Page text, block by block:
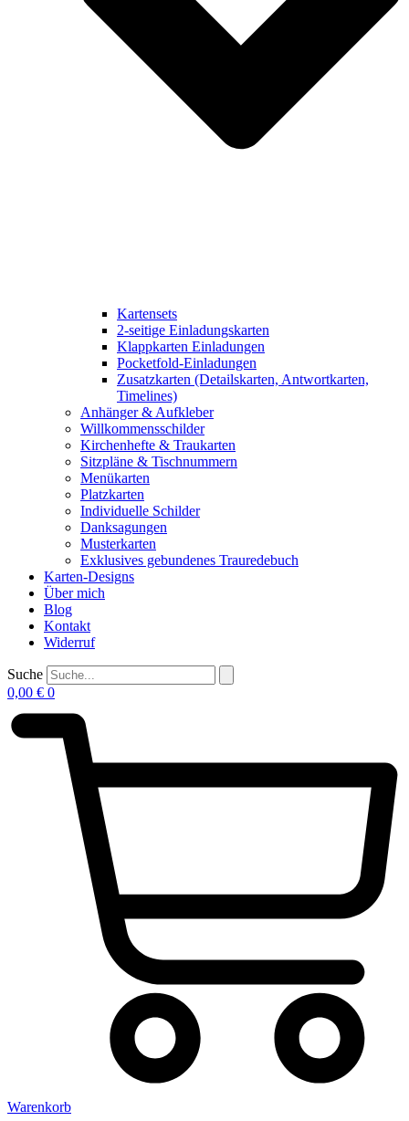
Kartensets
2-seitige Einladungskarten
Klappkarten Einladungen
Pocketfold-Einladungen
Zusatzkarten (Detailskarten, Antwortkarten,
Timelines)
Anhänger & Aufkleber
Willkommensschilder
Kirchenhefte & Traukarten
Sitzpläne & Tischnummern
Menükarten
Platzkarten
Individuelle Schilder
Danksagungen
Musterkarten
Exklusives gebundenes Trauredebuch
Karten-Designs
Über mich
Blog
Kontakt
Widerruf
Suche
0,00 € 0
Warenkorb